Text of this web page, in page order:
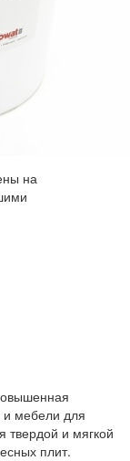
на
и мебели для
и мягкой
плит.